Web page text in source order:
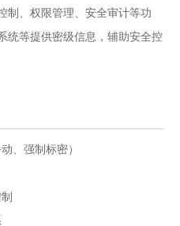
制、权限管理、安全审计等功
统等提供密级信息，辅助安全控
、强制标密）